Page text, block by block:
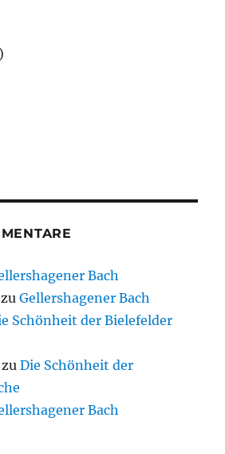
Bach
zuGellershagener Bach
Schönheit der Bielefelder
zuDie Schönheit der
Bach